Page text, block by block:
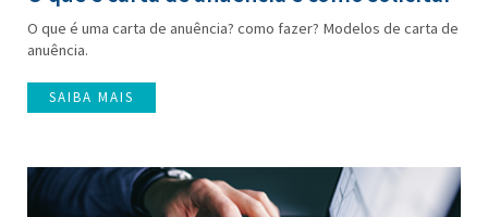
O que é uma carta de anuência? como fazer? Modelos de carta de
anuência.
SAIBA MAIS